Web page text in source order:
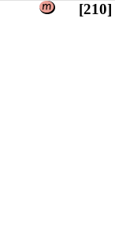
[210]